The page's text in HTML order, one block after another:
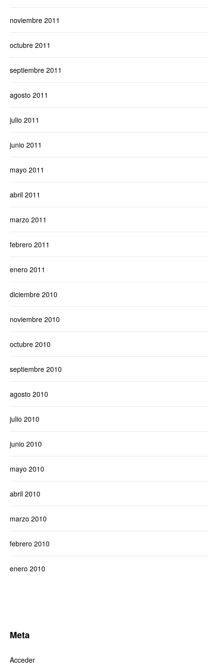
noviembre 2011
octubre 2011
septiembre 2011
agosto 2011
julio 2011
junio 2011
mayo 2011
abril 2011
marzo 2011
febrero 2011
enero 2011
diciembre 2010
noviembre 2010
octubre 2010
septiembre 2010
agosto 2010
julio 2010
junio 2010
mayo 2010
abril 2010
marzo 2010
febrero 2010
enero 2010
Meta
Acceder